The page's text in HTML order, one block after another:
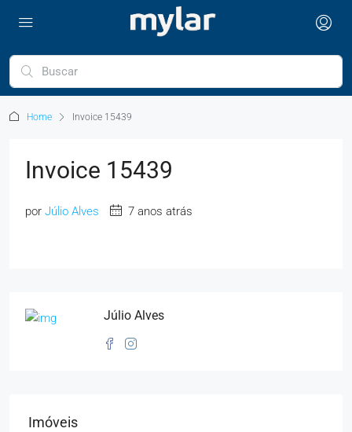
Home Invoice 15439
Invoice 15439
por Júlio Alves 7 anos atrás
Júlio Alves
Imóveis